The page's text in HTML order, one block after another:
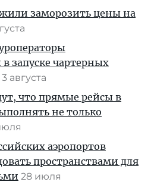
заморозить цены на
запуске чартерных
3 августа
что прямые рейсы в
не только
аэропортов
пространствами для
28 июля